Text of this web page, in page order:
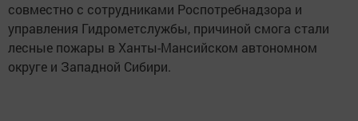
совместно с сотрудниками Роспотребнадзора и
управления Гидрометслужбы, причиной смога стали
лесные пожары в Ханты-Мансийском автономном
округе и Западной Сибири.